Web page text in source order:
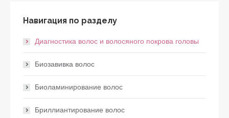
Навигация по разделу
Диагностика волос и волосяного покрова головы
Биозавивка волос
Биоламинирование волос
Бриллиантирование волос